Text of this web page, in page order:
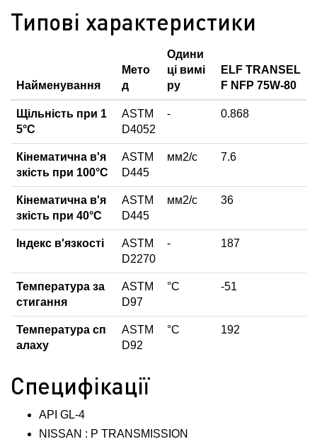
Типові характеристики
Найменування
Мето
д
Одини
ці вимі
ру
ELF TRANSEL
F NFP 75W-80
Щільність при 1
5°С
ASTM
D4052
- 0.868
Кінематична в'я
зкість при 100°С
ASTM
D445
мм2/с 7.6
Кінематична в'я
зкість при 40°С
ASTM
D445
мм2/с 36
Індекс в'язкості
ASTM
D2270
- 187
Температура за
стигання
ASTM
D97
°С -51
Температура сп
алаху
ASTM
D92
°С 192
Специфікації
API GL-4
NISSAN : P TRANSMISSION